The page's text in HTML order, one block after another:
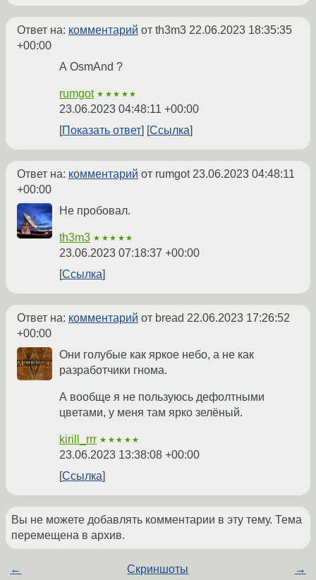
Ответ на: комментарий от th3m3 22.06.2023 18:35:35
+00:00
А OsmAnd ?
rumgot ★★★★★
23.06.2023 04:48:11 +00:00
Показать ответ
Ссылка
Ответ на: комментарий от rumgot 23.06.2023 04:48:11
+00:00
Не пробовал.
th3m3 ★★★★★
23.06.2023 07:18:37 +00:00
Ссылка
Ответ на: комментарий от bread 22.06.2023 17:26:52
+00:00
Они голубые как яркое небо, а не как
разработчики гнома.
А вообще я не пользуюсь дефолтными
цветами, у меня там ярко зелёный.
kirill_rrr ★★★★★
23.06.2023 13:38:08 +00:00
Ссылка
Вы не можете добавлять комментарии в эту тему. Тема
перемещена в архив.
← Скриншоты →